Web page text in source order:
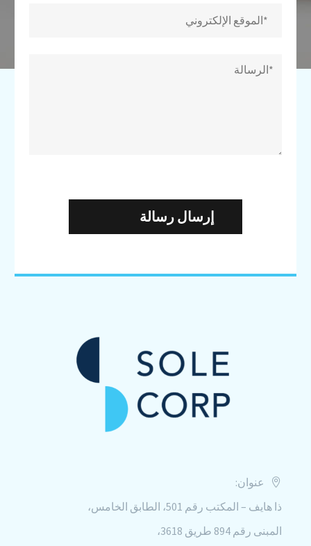
عنوان:
ذا هايف – المكتب رقم 501، الطابق الخامس،
المبنى رقم 894 طريق 3618،